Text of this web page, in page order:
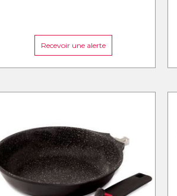
Recevoir une alerte